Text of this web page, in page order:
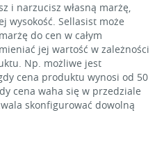
i narzucisz własną marżę,
wysokość. Sellasist może
do cen w całym
jej wartość w zależności
Np. możliwe jest
cena produktu wynosi od 50
cena waha się w przedziale
skonfigurować dowolną